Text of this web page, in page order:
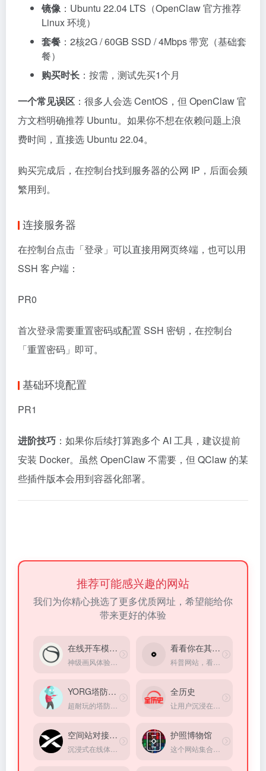
镜像：Ubuntu 22.04 LTS（OpenClaw 官方推荐
Linux 环境）
套餐 ：2核2G / 60GB SSD / 4Mbps 带宽（基础套
餐）
购买时长 ：按需，测试先买1个月
一个常见误区 ：很多人会选 CentOS，但 OpenClaw 官
方文档明确推荐 Ubuntu。如果你不想在依赖问题上浪
费时间，直接选 Ubuntu 22.04。
购买完成后，在控制台找到服务器的公网 IP，后面会频
繁用到。
连接服务器
在控制台点击「登录」可以直接用网页终端，也可以用
SSH 客户端：
PR0
首次登录需要重置密码或配置 SSH 密钥，在控制台
「重置密码」即可。
基础环境配置
PR1
进阶技巧 ：如果你后续打算跑多个 AI 工具，建议提前
安装 Docker。虽然 OpenClaw 不需要，但 QClaw 的某
些插件版本会用到容器化部署。
推荐可能感兴趣的网站
我们为你精心挑选了更多优质网址，希望能给你
带来更好的体验
在线开车模拟器 看看你在其它星球的岁数
YORG塔防小游戏 全历史
空间站对接模拟器 护照博物馆